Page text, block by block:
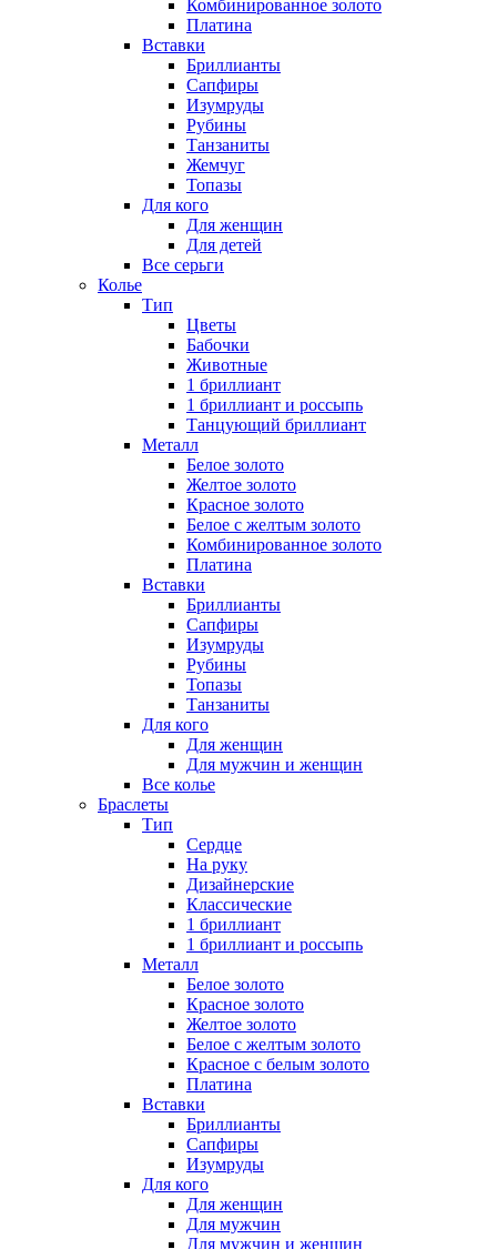
Комбинированное золото
Платина
Вставки
Бриллианты
Сапфиры
Изумруды
Рубины
Танзаниты
Жемчуг
Топазы
Для кого
Для женщин
Для детей
Все серьги
Колье
Тип
Цветы
Бабочки
Животные
1 бриллиант
1 бриллиант и россыпь
Танцующий бриллиант
Металл
Белое золото
Желтое золото
Красное золото
Белое с желтым золото
Комбинированное золото
Платина
Вставки
Бриллианты
Сапфиры
Изумруды
Рубины
Топазы
Танзаниты
Для кого
Для женщин
Для мужчин и женщин
Все колье
Браслеты
Тип
Сердце
На руку
Дизайнерские
Классические
1 бриллиант
1 бриллиант и россыпь
Металл
Белое золото
Красное золото
Желтое золото
Белое с желтым золото
Красное с белым золото
Платина
Вставки
Бриллианты
Сапфиры
Изумруды
Для кого
Для женщин
Для мужчин
Для мужчин и женщин